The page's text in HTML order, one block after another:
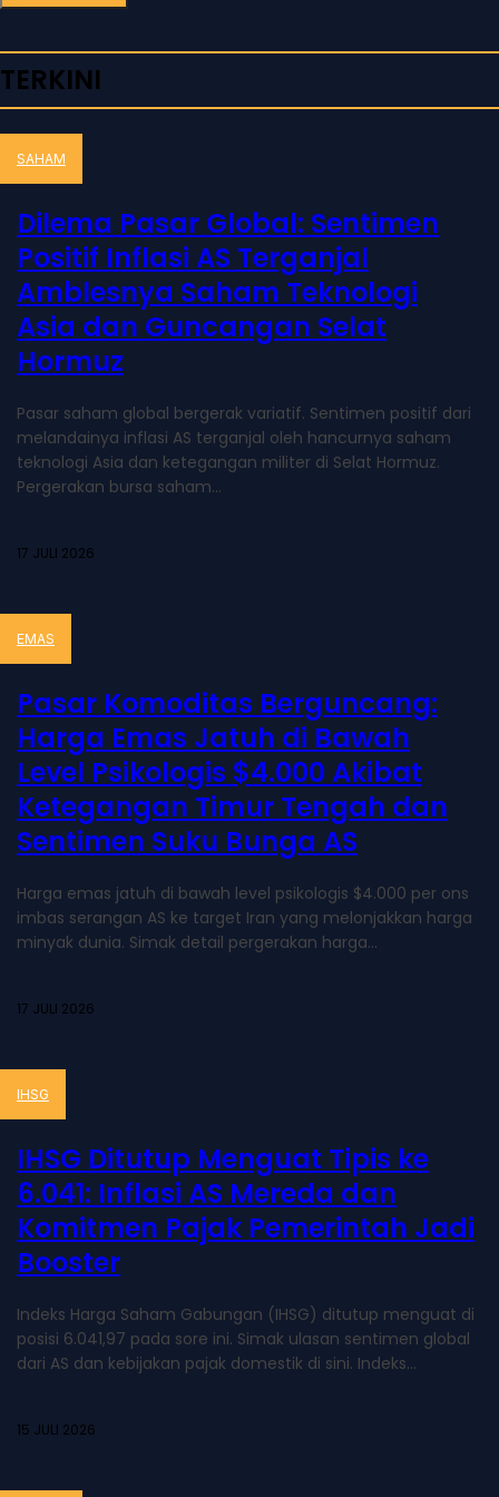
TERKINI
SAHAM
Dilema Pasar Global: Sentimen
Positif Inflasi AS Terganjal
Amblesnya Saham Teknologi
Asia dan Guncangan Selat
Hormuz
Pasar saham global bergerak variatif. Sentimen positif dari
melandainya inflasi AS terganjal oleh hancurnya saham
teknologi Asia dan ketegangan militer di Selat Hormuz.
Pergerakan bursa saham...
17 JULI 2026
EMAS
Pasar Komoditas Berguncang:
Harga Emas Jatuh di Bawah
Level Psikologis $4.000 Akibat
Ketegangan Timur Tengah dan
Sentimen Suku Bunga AS
Harga emas jatuh di bawah level psikologis $4.000 per ons
imbas serangan AS ke target Iran yang melonjakkan harga
minyak dunia. Simak detail pergerakan harga...
17 JULI 2026
IHSG
IHSG Ditutup Menguat Tipis ke
6.041: Inflasi AS Mereda dan
Komitmen Pajak Pemerintah Jadi
Booster
Indeks Harga Saham Gabungan (IHSG) ditutup menguat di
posisi 6.041,97 pada sore ini. Simak ulasan sentimen global
dari AS dan kebijakan pajak domestik di sini. Indeks...
15 JULI 2026